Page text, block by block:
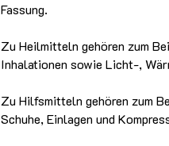
Fassung.
Zu Heilmitteln gehören zum
Inhalationen sowie Licht-,
Zu Hilfsmitteln gehören zum
Schuhe, Einlagen und